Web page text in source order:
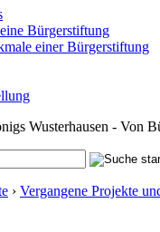
Bürgerstiftung
einer Bürgerstiftung
› Vergangene Projekte